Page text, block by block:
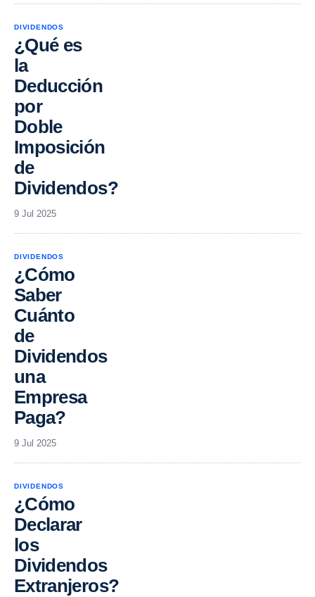
DIVIDENDOS
¿Qué es
la
Deducción
por
Doble
Imposición
de
Dividendos?
9 Jul 2025
DIVIDENDOS
¿Cómo
Saber
Cuánto
de
Dividendos
una
Empresa
Paga?
9 Jul 2025
DIVIDENDOS
¿Cómo
Declarar
los
Dividendos
Extranjeros?